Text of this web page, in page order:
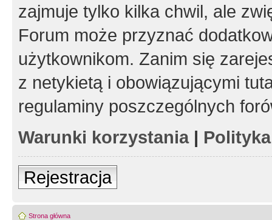
zajmuje tylko kilka chwil, ale
Forum może przyznać
użytkownikom. Zanim się
z netykietą i obowiązującymi
regulaminy poszczególnych
Warunki korzystania|
Rejestracja
Strona główna